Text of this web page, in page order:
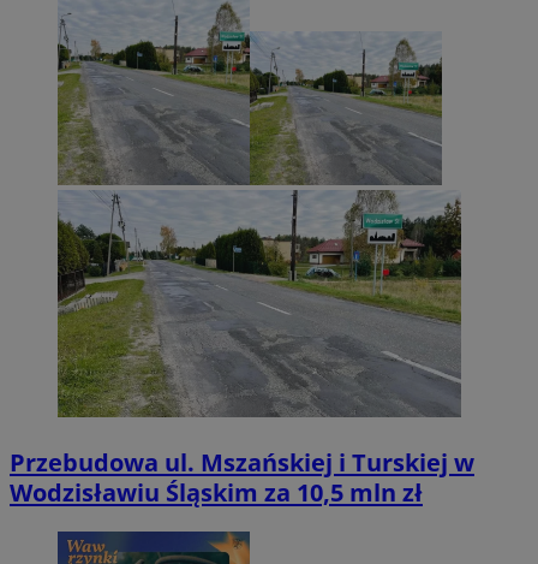
Przebudowa ul. Mszańskiej i Turskiej w
Wodzisławiu Śląskim za 10,5 mln zł